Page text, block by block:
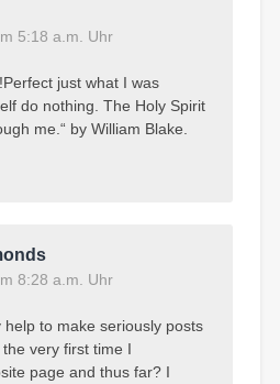
5:18 a.m. Uhr
just what I was
do nothing. The Holy Spirit
me.“ by William Blake.
8:28 a.m. Uhr
help to make seriously posts
very first time I
page and thus far? I